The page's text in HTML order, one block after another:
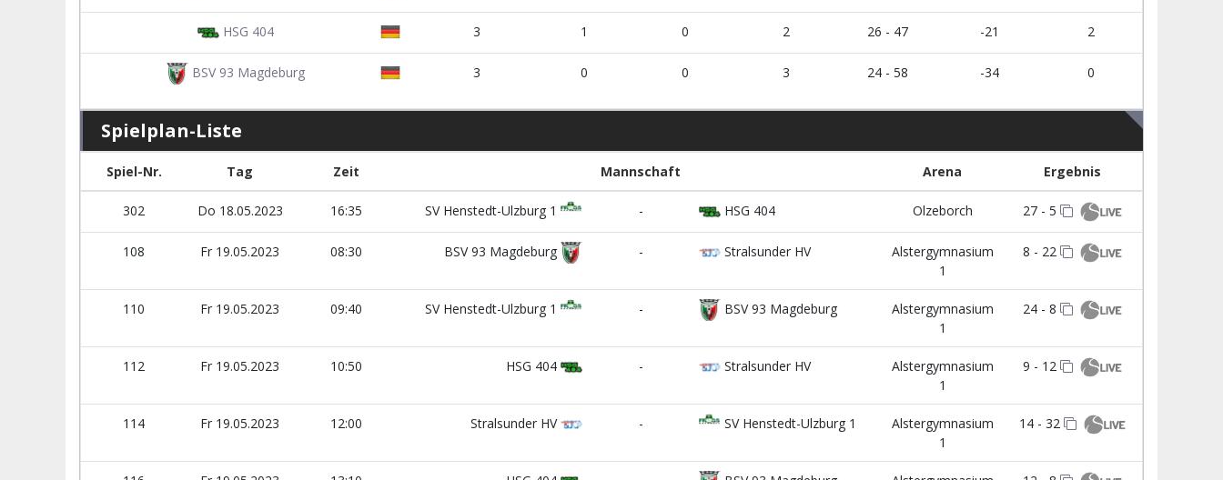
HSG 404 3 1 0 2 26 - 47 -21 2
BSV 93 Magdeburg 3 0 0 3 24 - 58 -34 0
Spielplan-Liste
Spiel-Nr. Tag Zeit Mannschaft Arena Ergebnis
302 Do 18.05.2023 16:35 SV Henstedt-Ulzburg 1 - HSG 404 Olzeborch 27 - 5
108 Fr 19.05.2023 08:30 BSV 93 Magdeburg - Stralsunder HV
Alstergymnasium
1
8 - 22
110 Fr 19.05.2023 09:40 SV Henstedt-Ulzburg 1 - BSV 93 Magdeburg
Alstergymnasium
1
24 - 8
112 Fr 19.05.2023 10:50 HSG 404 - Stralsunder HV
Alstergymnasium
1
9 - 12
114 Fr 19.05.2023 12:00 Stralsunder HV - SV Henstedt-Ulzburg 1
Alstergymnasium
1
14 - 32